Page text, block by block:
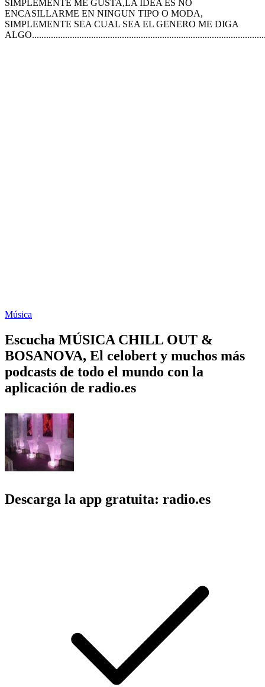
SIMPLEMENTE ME GUSTA,LA IDEA ES NO
ENCASILLARME EN NINGUN TIPO O MODA,
SIMPLEMENTE SEA CUAL SEA EL GENERO ME DIGA
Música
Escucha MÚSICA CHILL OUT &
BOSANOVA, El celobert y muchos más
podcasts de todo el mundo con la
aplicación de radio.es
Descarga la app gratuita: radio.es